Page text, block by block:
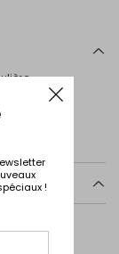
est à
!